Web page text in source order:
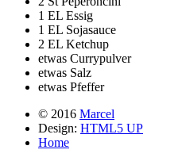
1 EL Essig
1 EL Sojasauce
2 EL Ketchup
etwas Currypulver
etwas Salz
etwas Pfeffer
© 2016 Marcel
Design: HTML5 UP
Home